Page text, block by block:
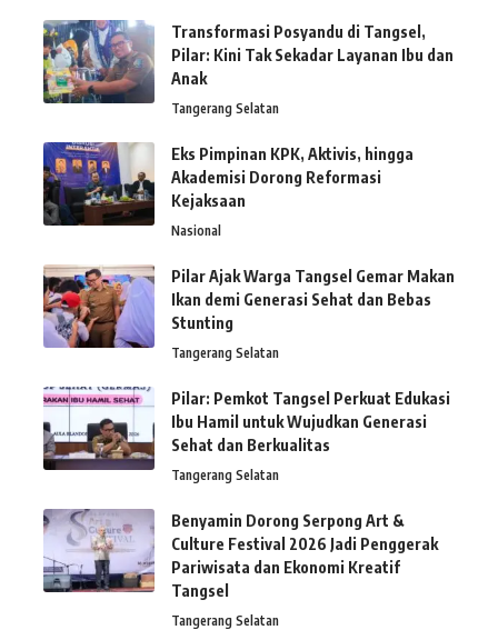
Transformasi Posyandu di Tangsel,
Pilar: Kini Tak Sekadar Layanan Ibu dan
Anak
Tangerang Selatan
Eks Pimpinan KPK, Aktivis, hingga
Akademisi Dorong Reformasi
Kejaksaan
Nasional
Pilar Ajak Warga Tangsel Gemar Makan
Ikan demi Generasi Sehat dan Bebas
Stunting
Tangerang Selatan
Pilar: Pemkot Tangsel Perkuat Edukasi
Ibu Hamil untuk Wujudkan Generasi
Sehat dan Berkualitas
Tangerang Selatan
Benyamin Dorong Serpong Art &
Culture Festival 2026 Jadi Penggerak
Pariwisata dan Ekonomi Kreatif
Tangsel
Tangerang Selatan